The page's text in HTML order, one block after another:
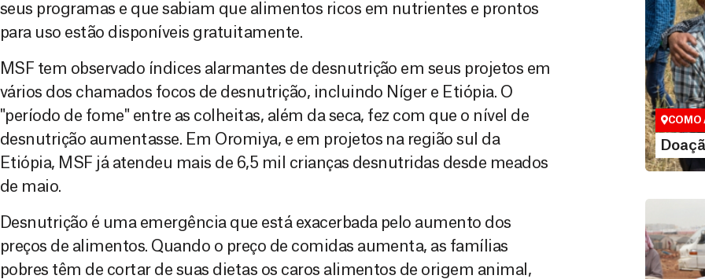
seus programas e que sabiam que alimentos ricos em nutrientes e prontos
para uso estão disponíveis gratuitamente.
MSF tem observado índices alarmantes de desnutrição em seus projetos em
vários dos chamados focos de desnutrição, incluindo Níger e Etiópia. O
"período de fome" entre as colheitas, além da seca, fez com que o nível de
desnutrição aumentasse. Em Oromiya, e em projetos na região sul da
Etiópia, MSF já atendeu mais de 6,5 mil crianças desnutridas desde meados
de maio.
Desnutrição é uma emergência que está exacerbada pelo aumento dos
preços de alimentos. Quando o preço de comidas aumenta, as famílias
pobres têm de cortar de suas dietas os caros alimentos de origem animal,
Você
maneiras,
valor que
COMO